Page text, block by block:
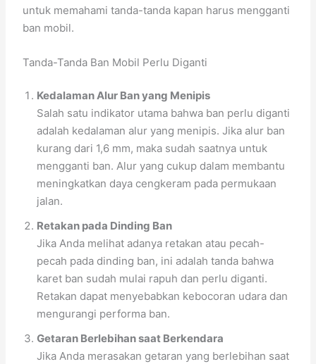
untuk memahami tanda-tanda kapan harus mengganti
ban mobil.
Tanda-Tanda Ban Mobil Perlu Diganti
Kedalaman Alur Ban yang Menipis
Salah satu indikator utama bahwa ban perlu diganti
adalah kedalaman alur yang menipis. Jika alur ban
kurang dari 1,6 mm, maka sudah saatnya untuk
mengganti ban. Alur yang cukup dalam membantu
meningkatkan daya cengkeram pada permukaan
jalan.
Retakan pada Dinding Ban
Jika Anda melihat adanya retakan atau pecah-
pecah pada dinding ban, ini adalah tanda bahwa
karet ban sudah mulai rapuh dan perlu diganti.
Retakan dapat menyebabkan kebocoran udara dan
mengurangi performa ban.
Getaran Berlebihan saat Berkendara
Jika Anda merasakan getaran yang berlebihan saat